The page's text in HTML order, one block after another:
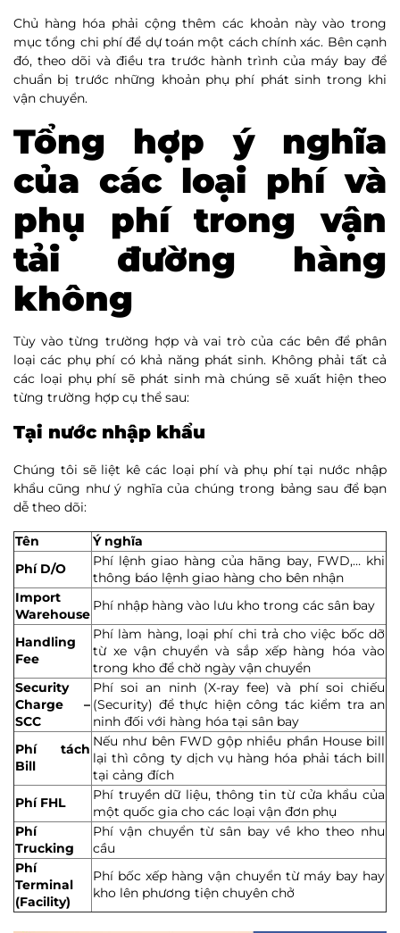
Chủ hàng hóa phải cộng thêm các khoản này vào trong
mục tổng chi phí để dự toán một cách chính xác. Bên cạnh
đó, theo dõi và điều tra trước hành trình của máy bay để
chuẩn bị trước những khoản phụ phí phát sinh trong khi
vận chuyển.
Tổng hợp ý nghĩa
của các loại phí và
phụ phí trong vận
tải đường hàng
không
Tùy vào từng trường hợp và vai trò của các bên để phân
loại các phụ phí có khả năng phát sinh. Không phải tất cả
các loại phụ phí sẽ phát sinh mà chúng sẽ xuất hiện theo
từng trường hợp cụ thể sau:
Tại nước nhập khẩu
Chúng tôi sẽ liệt kê các loại phí và phụ phí tại nước nhập
khẩu cũng như ý nghĩa của chúng trong bảng sau để bạn
dễ theo dõi:
Tên
Ý nghĩa
Phí D/O
Phí lệnh giao hàng của hãng bay, FWD,… khi
thông báo lệnh giao hàng cho bên nhận
Import
Warehouse
Phí nhập hàng vào lưu kho trong các sân bay
Handling
Fee
Phí làm hàng, loại phí chi trả cho việc bốc dỡ
từ xe vận chuyển và sắp xếp hàng hóa vào
trong kho để chờ ngày vận chuyển
Security
Charge –
SCC
Phí soi an ninh (X-ray fee) và phí soi chiếu
(Security) để thực hiện công tác kiểm tra an
ninh đối với hàng hóa tại sân bay
Phí tách
Bill
Nếu như bên FWD gộp nhiều phần House bill
lại thì công ty dịch vụ hàng hóa phải tách bill
tại cảng đích
Phí FHL
Phí truyền dữ liệu, thông tin từ cửa khẩu của
một quốc gia cho các loại vận đơn phụ
Phí
Trucking
Phí vận chuyển từ sân bay về kho theo nhu
cầu
Phí
Terminal
(Facility)
Phí bốc xếp hàng vận chuyển từ máy bay hay
kho lên phương tiện chuyên chở